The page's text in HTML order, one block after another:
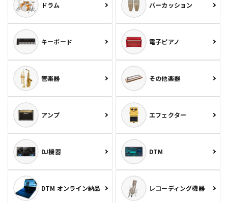
ドラム パーカッション
キーボード 電子ピアノ
管楽器 その他楽器
アンプ エフェクター
DJ機器 DTM
DTM オンライン納品 レコーディング機器